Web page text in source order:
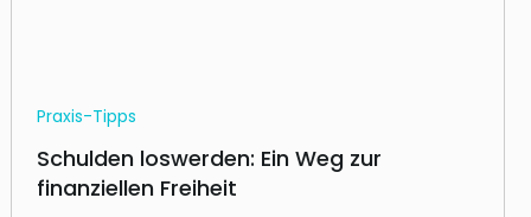
Praxis-Tipps
Schulden loswerden: Ein Weg zur
finanziellen Freiheit